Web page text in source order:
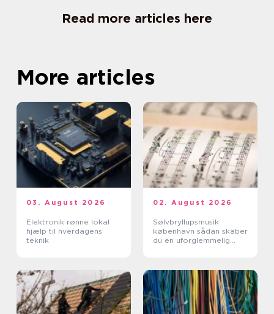
Read more articles here
More articles
03. August 2026
Elektronik rønne lokal
hjælp til hverdagens
teknik
02. August 2026
Sølvbryllupsmusik
københavn sådan skaber
du en uforglemmelig